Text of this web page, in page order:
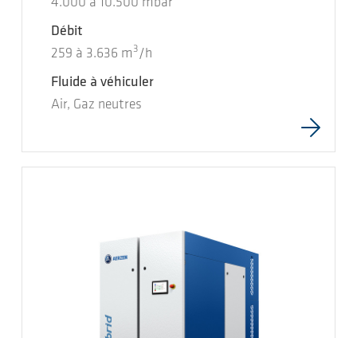
Débit
259 à 3.636 m 3 /h
Fluide à véhiculer
Air, Gaz neutres